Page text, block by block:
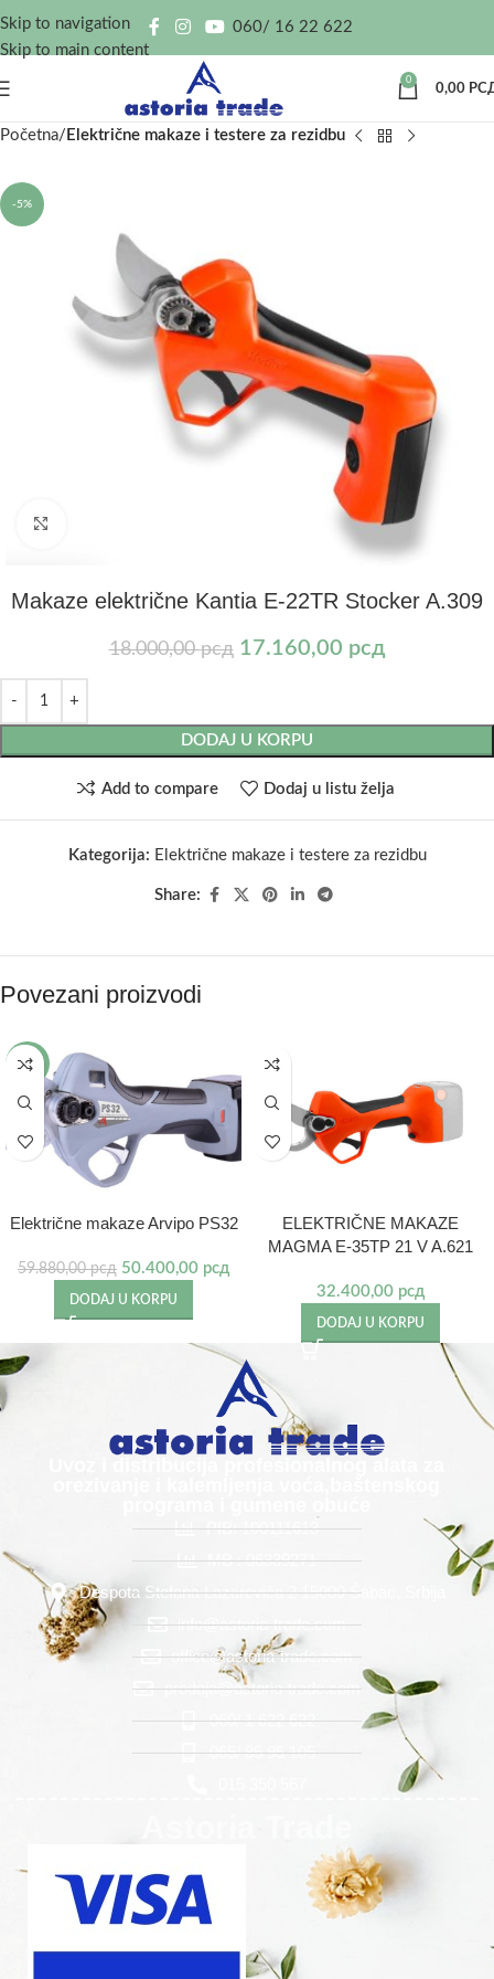
Skip to navigation
Skip to main content
060/ 16 22 622
0
0,00
Početna Električne makaze i testere za rezidbu
-5%
Makaze električne Kantia E-22TR Stocker A.309
18.000,00рсд 17.160,00 рсд
DODAJ U KORPU
Add to compare Dodaj u listu želja
Kategorija: Električne makaze i testere za rezidbu
Share:
Povezani proizvodi
-16%
Električne makaze Arvipo PS32
59.880,00рсд 50.400,00 рсд
DODAJ U KORPU
ELEKTRIČNE MAKAZE
MAGMA E-35TP 21 V A.621
32.400,00 рсд
DODAJ U KORPU
PIB: 100111613
MB : 06339271
Despota Stefana Lazarevića 2 15000 Šabac, Srbija
info@astoria-trade.com
office@astoria-trade.com
prodaja@astoria-trade.com
060/ 1 622 622
065/ 85 95 105